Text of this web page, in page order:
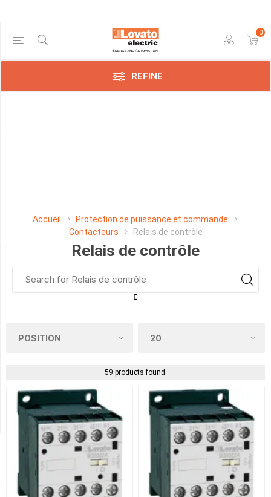
0
REFINE
Accueil
Protection de puissance et commande
Contacteurs
Relais de contrôle
Relais de contrôle
59 products found.
Price Range
SpA
CHARGE RESISTIVE
Exclude
of
Stock